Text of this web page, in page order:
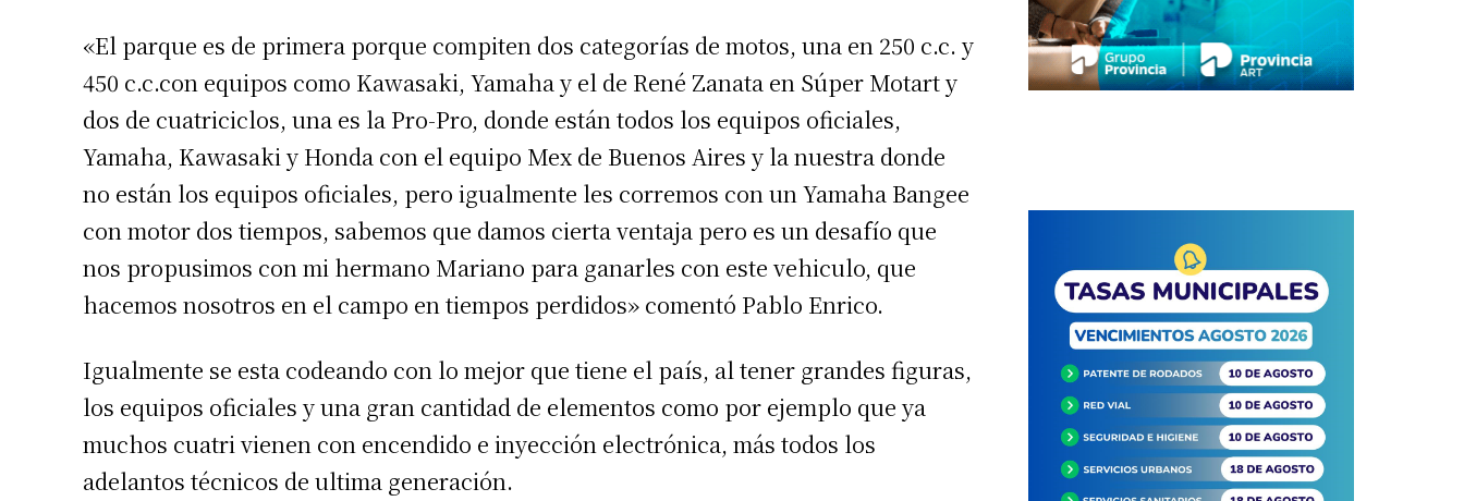
Suscribirme gratis
Nombre
Apellidos
«El parque es de primera porque compiten dos categorías de motos, una en 250 c.c. y
450 c.c.con equipos como Kawasaki, Yamaha y el de René Zanata en Súper Motart y
dos de cuatriciclos, una es la Pro-Pro, donde están todos los equipos oficiales,
Yamaha, Kawasaki y Honda con el equipo Mex de Buenos Aires y la nuestra donde
no están los equipos oficiales, pero igualmente les corremos con un Yamaha Bangee
con motor dos tiempos, sabemos que damos cierta ventaja pero es un desafío que
nos propusimos con mi hermano Mariano para ganarles con este vehiculo, que
hacemos nosotros en el campo en tiempos perdidos» comentó Pablo Enrico.
Igualmente se esta codeando con lo mejor que tiene el país, al tener grandes figuras,
los equipos oficiales y una gran cantidad de elementos como por ejemplo que ya
muchos cuatri vienen con encendido e inyección electrónica, más todos los
adelantos técnicos de ultima generación.